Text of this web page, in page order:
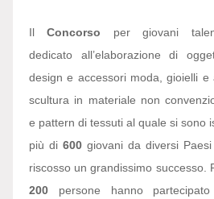
IlConcorso per giovani
dedicato all’elaborazione di
design e accessori moda, gioielli e
scultura in materiale non
e pattern di tessuti al quale si sono
più di 600 giovani da diversi
riscosso un grandissimo successo.
200 persone hanno